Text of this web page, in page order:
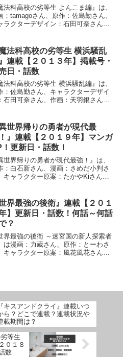
法科高校の劣等生 よんこま編』は、
：tamagoさん、原作：佐島勤さん、
ラクターデザイン：石田可奈さんに
大王掲載号・発売日・掲載話数につ
、詳しく紹介...
魔法科高校の劣等生 横浜騒乱
連載【２０１３年】掲載号・
日・話数
法科高校の劣等生 横浜騒乱編』は、
：佐島勤さん、キャラクターデザイ
石田可奈さん、作画：天羽銀さんに
掲載話数について、詳しく紹介して
す
異世界帰りの勇者が現代最
』連載【２０１９年】マンガ
！更新日・話数！
世界帰りの勇者が現代最強！』は、
：白石新さん、漫画：さめだ小判さ
キャラクター原案：たかやKiさんに
く紹介しています
世界最強の後衛』連載【２０１
】更新日・話数！何話～何話
？
界最強の後衛 ～迷宮国の新人探索者
は漫画：力蔵さん、原作：とーわさ
キャラクター原案：風花風花さんに
『キスアンドクライ』連載いつ
ら？どこで連載？連載状況や
載期間は？
等生
０１８
数